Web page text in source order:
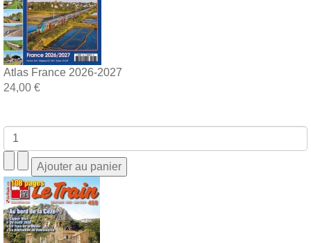
Atlas France 2026-2027
24,00 €